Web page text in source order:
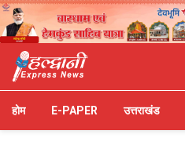
होम E-PAPER उत्तराखंड